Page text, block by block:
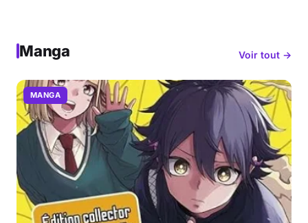
Manga Voir tout →
MANGA